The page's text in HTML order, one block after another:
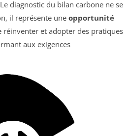
diagnostic du bilan carbone ne se
il représente une opportunité
réinventer et adopter des pratiques
aux exigences